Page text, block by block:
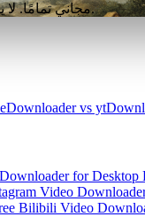
مجاني تمامًا. لا يلزم تسجيل أو حساب.
vs
for Desktop
Video
Bilibili Video